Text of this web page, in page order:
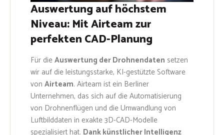
Auswertung auf höchstem
Niveau: Mit Airteam zur
perfekten CAD-Planung
Für dieAuswertung der Drohnendaten setzen
wir auf die leistungsstarke, KI-gestützte Software
von Airteam. Airteam ist ein Berliner
Unternehmen, das sich auf die Automatisierung
von Drohnenflügen und die Umwandlung von
Luftbilddaten in exakte 3D-CAD-Modelle
spezialisiert hat. Dank künstlicher Intelligenz